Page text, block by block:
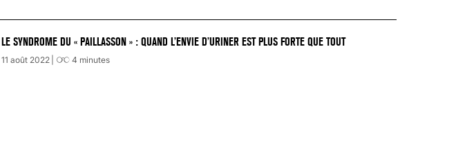
LE SYNDROME DU « PAILLASSON » : QUAND L’ENVIE D’URINER EST PLUS FORTE QUE TOUT
11 août 2022 4 minutes